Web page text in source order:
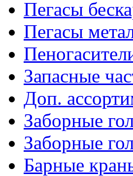
Пегасы
Пегасы
Запасные
Доп.
Заборные
Заборные
Барные